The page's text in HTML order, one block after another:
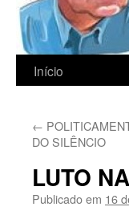
Pular
Início
←
DO SILÊNCIO
LUTO
Publicado em 16